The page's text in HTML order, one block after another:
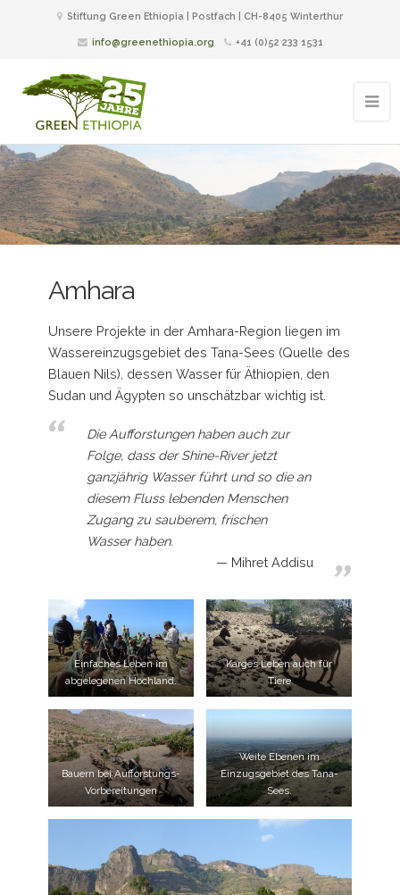
Stiftung Green Ethiopia | Postfach | CH-8405 Winterthur
info@greenethiopia.org +41 (0)52 233 1531
Amhara
Unsere Projekte in der Amhara-Region liegen im
Wassereinzugsgebiet des Tana-Sees (Quelle des
Blauen Nils), dessen Wasser für Äthiopien, den
Sudan und Ägypten so unschätzbar wichtig ist.
Die Aufforstungen haben auch zur
Folge, dass der Shine-River jetzt
ganzjährig Wasser führt und so die an
diesem Fluss lebenden Menschen
Zugang zu sauberem, frischen
Wasser haben.
Mihret Addisu
Einfaches Leben im
abgelegenen Hochland.
Karges Leben auch für
Tiere
Bauern bei Aufforstungs-
Vorbereitungen
Weite Ebenen im
Einzugsgebiet des Tana-
Sees.